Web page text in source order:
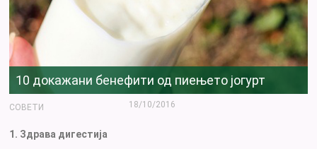
10 докажани бенефити од пиењето јогурт
СОВЕТИ 18/10/2016
1. Здрава дигестија